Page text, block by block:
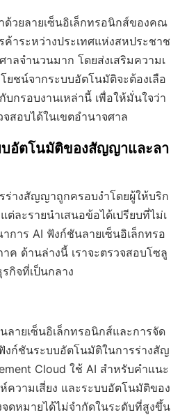
วยลายเซ็นอิเล็กทรอนิกส์ของคณ
าระหว่างประเทศแห่งสหประชาช
ลจำนวนมาก โดยส่งเสริมความเ
ยชน์จากระบบอัตโนมัติจะต้องเลือ
กรอบงานเหล่านี้ เพื่อให้มั่นใจว่า
สอบได้ในเขตอำนาจศาล
บอัตโนมัติของสัญญาและลา
ร่างสัญญาถูกครอบงำโดยผู้ให้บริก
ละรายนำเสนอข้อได้เปรียบที่ไม่เ
าร AI ฟังก์ชันลายเซ็นอิเล็กทรอ
ค ด้านล่างนี้ เราจะตรวจสอบโซลู
กิจที่เป็นกลาง
ลายเซ็นอิเล็กทรอนิกส์และการจัด
ก์ชันระบบอัตโนมัติในการร่างสัญ
Cloud ใช้ AI สำหรับคำแนะ
ความเสี่ยง และระบบอัตโนมัติของ
จดหมายได้ไม่จำกัดในระดับที่สูงขึ้น